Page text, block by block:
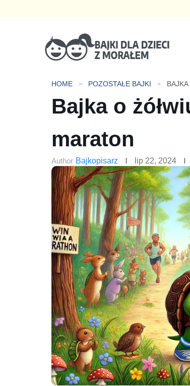
HOME POZOSTAŁE BAJKI
Bajka o
maraton
Author Bajkopisarz lip 22, 2024